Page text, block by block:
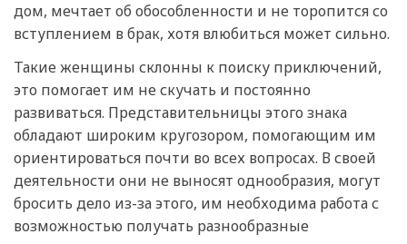
дом, мечтает об обособленности и не торопится со
вступлением в брак, хотя влюбиться может сильно.
Такие женщины склонны к поиску приключений,
это помогает им не скучать и постоянно
развиваться. Представительницы этого знака
обладают широким кругозором, помогающим им
ориентироваться почти во всех вопросах. В своей
деятельности они не выносят однообразия, могут
бросить дело из-за этого, им необходима работа с
возможностью получать разнообразные